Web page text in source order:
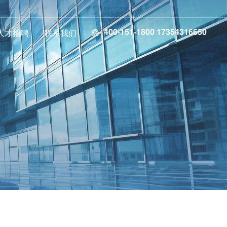
才招聘 联系我们 400-151-1800 17354316650